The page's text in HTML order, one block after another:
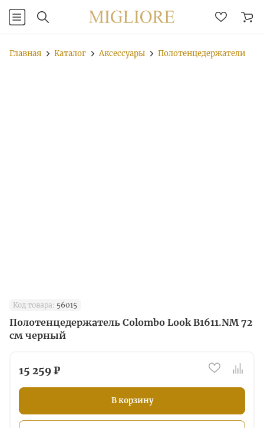
Главная Каталог Аксессуары Полотенцедержатели
Код товара: 56015
Полотенцедержатель Colombo Look B1611.NM 72
см черный
15 259 ₽
В корзину